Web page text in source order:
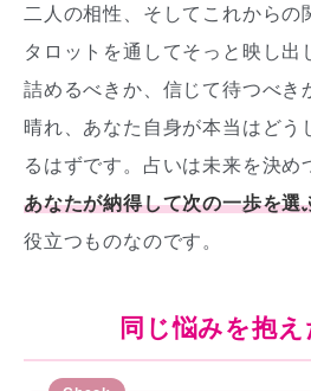
二人の相性、そしてこれからの
タロットを通してそっと映し出
詰めるべきか、信じて待つべき
晴れ、あなた自身が本当はどう
るはずです。占いは未来を決め
あなたが納得して次の一歩を選
役立つものなのです。
同じ悩みを抱